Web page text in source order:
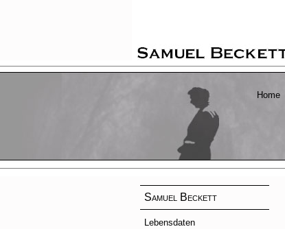
Home
Samuel Beckett
Lebensdaten